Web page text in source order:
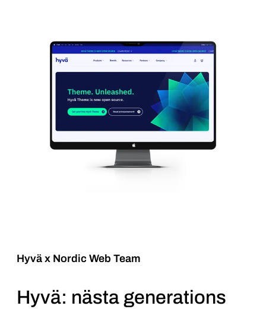
Hyvä x Nordic Web Team
Hyvä: nästa generations